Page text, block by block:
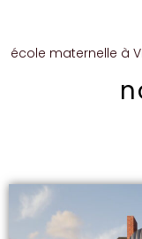
école maternelle à